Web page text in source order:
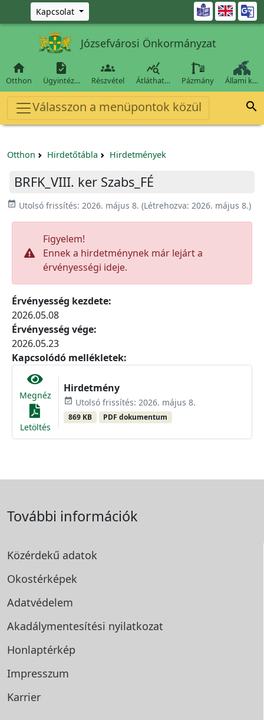
Ugrás a fő tartalomra
Kapcsolat 
Józsefvárosi Önkormányzat

Otthon

Ügyintéz…

Részvétel

Átláthat… Pázmány Állami k…
Válasszon a menüpontok közül 
Otthon Hirdetőtábla Hirdetmények
BRFK_VIII. ker Szabs_FÉ
event_available Utolsó frissítés: 2026. május 8. (Létrehozva: 2026. május 8.)
Figyelem!
Ennek a hirdetménynek már lejárt a
érvényességi ideje.
Érvényesség kezdete:
2026.05.08
Érvényesség vége:
2026.05.23
Kapcsolódó mellékletek:
Megnéz
Letöltés
Hirdetmény
event_available Utolsó frissítés: 2026. május 8.
869 KB PDF dokumentum
További információk
Közérdekű adatok
Okostérképek
Adatvédelem
Akadálymentesítési nyilatkozat
Honlaptérkép
Impresszum
Karrier